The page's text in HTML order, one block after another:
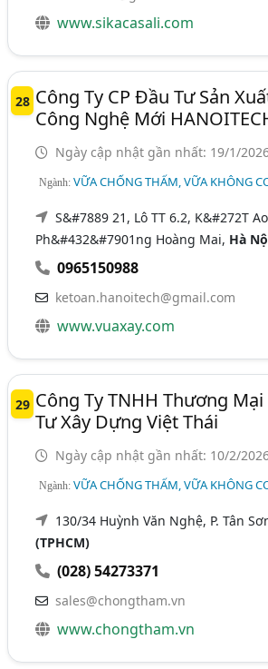
www.sikacasali.com
28 Công Ty CP Đầu Tư Sản
Công Nghệ Mới
Ngày cập nhật gần nhất: 19/1/
Ngành:VỮA CHỐNG THẤM, VỮA KHÔNG
S&#7889 21, Lô TT 6.2, K&#272T
Ph&#432&#7901ng Hoàng Mai, Hà
0965150988
ketoan.hanoitech@gmail.com
www.vuaxay.com
29 Công Ty TNHH Thương
Tư Xây Dựng Việt Thái
Ngày cập nhật gần nhất: 10/2/
Ngành:VỮA CHỐNG THẤM, VỮA KHÔNG
130/34 Huỳnh Văn Nghệ, P. Tân
(TPHCM)
(028) 54273371
sales@chongtham.vn
www.chongtham.vn